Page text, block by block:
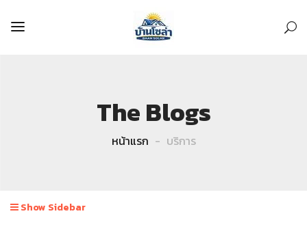
The Blogs
หน้าแรก บริการ
Show Sidebar